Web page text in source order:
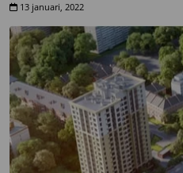
13 januari, 2022